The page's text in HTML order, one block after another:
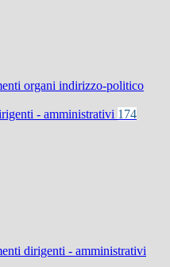
organi indirizzo-politico
- amministrativi 174
dirigenti - amministrativi